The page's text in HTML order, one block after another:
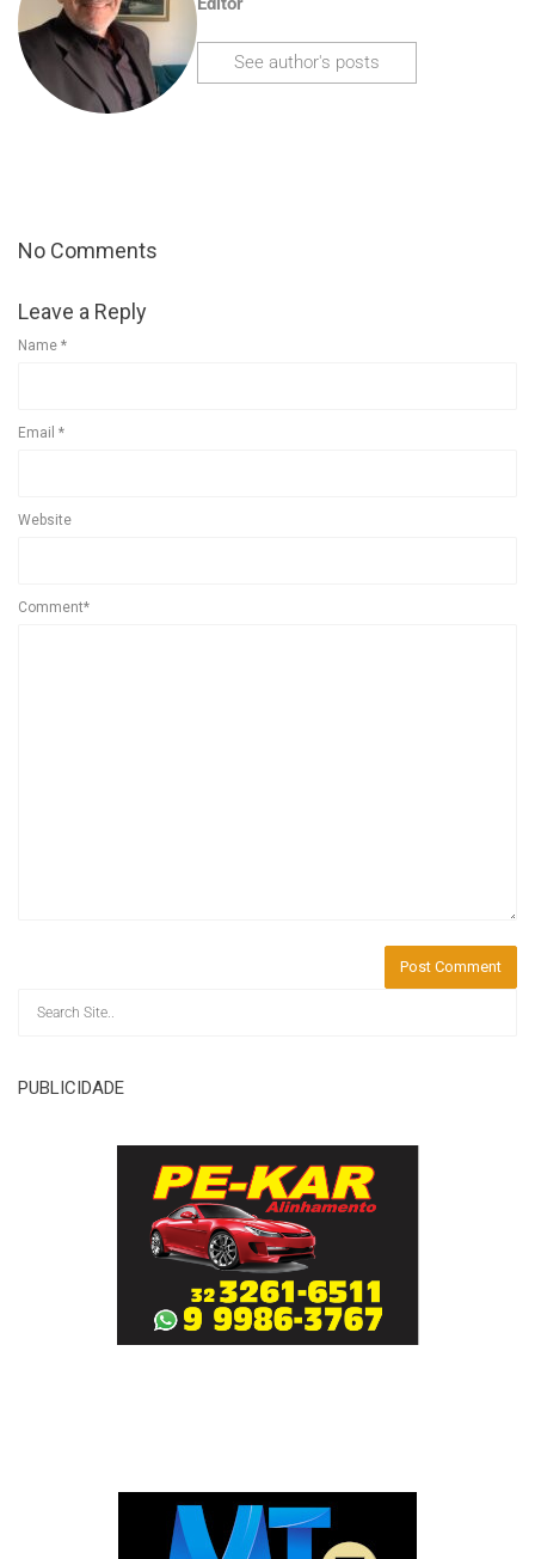
See author's posts
No Comments
Leave a Reply
Name *
Email *
Website
Comment*
PUBLICIDADE